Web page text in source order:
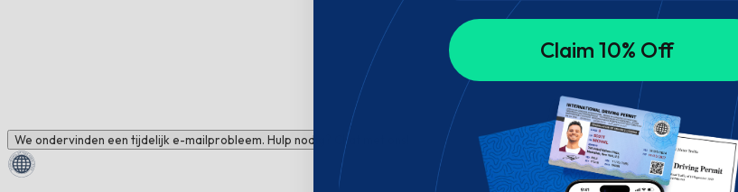
We ondervinden een tijdelijk e-mailprobleem. Hulp nodig? Chat met ons!
Claim 10% Off